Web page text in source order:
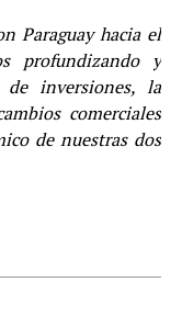
Paraguay hacia el
profundizando y
de inversiones, la
comerciales
de nuestras dos